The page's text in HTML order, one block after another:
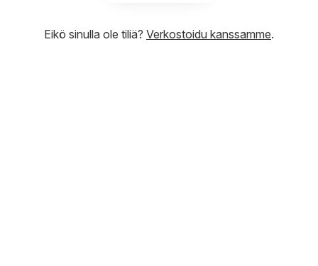
Eikö sinulla ole tiliä? Verkostoidu kanssamme.